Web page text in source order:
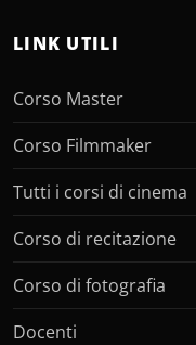
LINK UTILI
Corso Master
Corso Filmmaker
Tutti i corsi di cinema
Corso di recitazione
Corso di fotografia
Docenti